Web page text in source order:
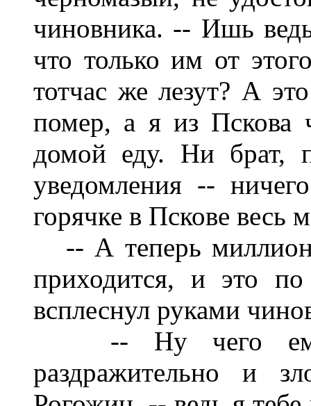
чиновника. -- Ишь
что только им от
тотчас же лезут? А
помер, а я из Пскова
домой еду. Ни брат,
уведомления --
горячке в Пскове весь
-- А теперь
приходится, и это
всплеснул руками
-- Ну чего ему,
раздражительно и